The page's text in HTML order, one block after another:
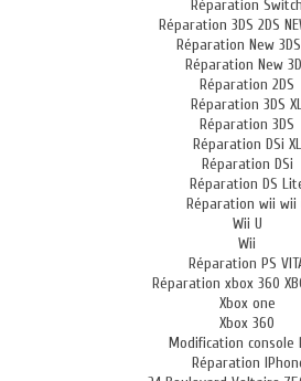
Réparation Switch
Réparation 3DS 2DS
Réparation New
Réparation New
Réparation 2DS
Réparation 3DS
Réparation 3DS
Réparation DSi XL
Réparation DSi
Réparation DS
Réparation wii wii
Wii U
Wii
Réparation PS
Réparation xbox 360
Xbox one
Xbox 360
Modification console
Réparation